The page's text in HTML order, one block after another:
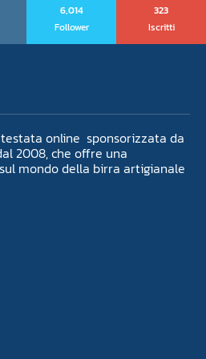
6,014
Follower
323
Iscritti
online sponsorizzata da
2008, che offre una
mondo della birra artigianale